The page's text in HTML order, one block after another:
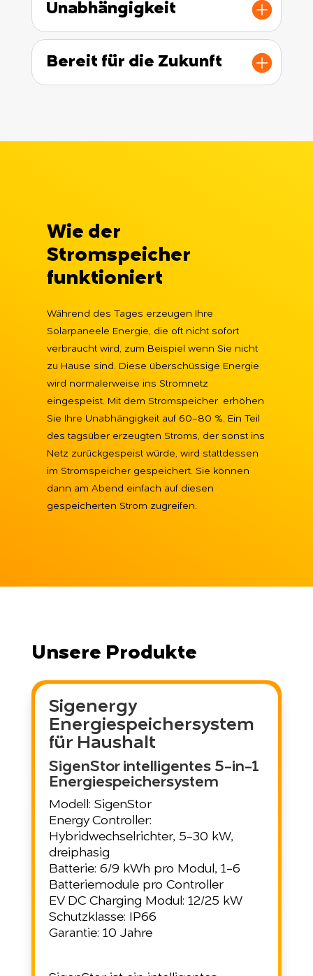
Unabhängigkeit
Bereit für die Zukunft
Wie der
Stromspeicher
funktioniert
Während des Tages erzeugen Ihre
Solarpaneele Energie, die oft nicht sofort
verbraucht wird, zum Beispiel wenn Sie nicht
zu Hause sind. Diese überschüssige Energie
wird normalerweise ins Stromnetz
eingespeist. Mit dem Stromspeicher erhöhen
Sie Ihre Unabhängigkeit auf 60-80 %. Ein Teil
des tagsüber erzeugten Stroms, der sonst ins
Netz zurückgespeist würde, wird stattdessen
im Stromspeicher gespeichert. Sie können
dann am Abend einfach auf diesen
gespeicherten Strom zugreifen.
Unsere Produkte
Sigenergy
Energiespeichersystem
für Haushalt
SigenStor intelligentes 5-in-1
Energiespeichersystem
Modell: SigenStor
Energy Controller:
Hybridwechselrichter, 5-30 kW,
dreiphasig
Batterie: 6/9 kWh pro Modul, 1-6
Batteriemodule pro Controller
EV DC Charging Modul: 12/25 kW
Schutzklasse: IP66
Garantie: 10 Jahre